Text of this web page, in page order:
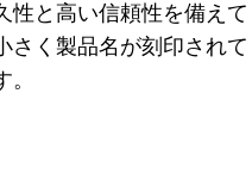
性と高い信頼性を備えて
さく製品名が刻印されて